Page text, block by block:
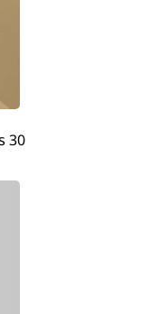
30